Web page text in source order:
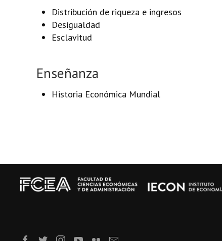
Distribución de riqueza e ingresos
Desigualdad
Esclavitud
Enseñanza
Historia Económica Mundial